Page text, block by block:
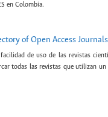
en Colombia.
of Open Access Journals
de uso de las revistas
todas las revistas que utilizan